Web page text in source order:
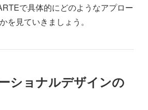
で具体的にどのようなアプロー
を見ていきましょう。
ショナルデザインの